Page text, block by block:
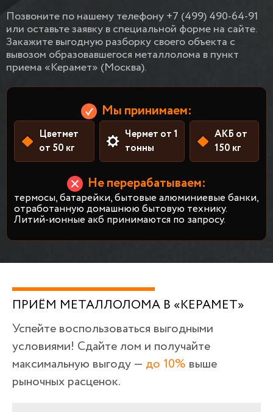
Позвоните по нашему телефону +7 (499) 490-64-91
или оставьте заявку в специальной форме на сайте.
Закажите выгодную разборку своего объекта с
вывозом образовавшегося металлолома в пункт
приема «Керамет» (Москва).
Мы принимаем:
Цветмет
от 50 кг
Чермет от 1
тонны
АКБ от
150 кг
Не перерабатываем:
термосы, батарейки, бытовые алюминиевые банки,
отработанную домашнюю бытовую технику.
Литий-ионные акб принимаются по запросу.
ПРИЁМ МЕТАЛЛОЛОМА В «КЕРАМЕТ»
Успейте воспользоваться выгодными
условиями! Сдайте лом и получайте
максимальную выгоду — до 10% выше
рыночных расценок.